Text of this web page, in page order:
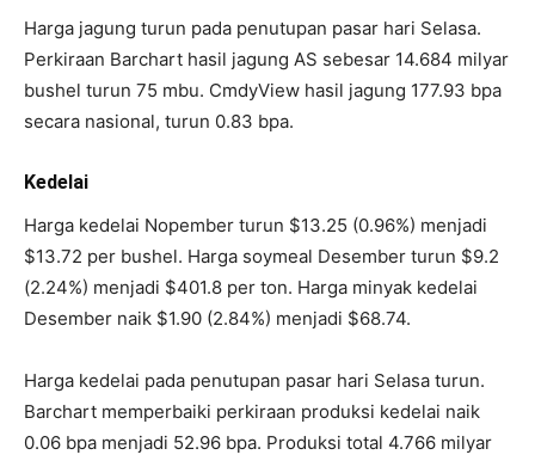
Harga jagung turun pada penutupan pasar hari Selasa.
Perkiraan Barchart hasil jagung AS sebesar 14.684 milyar
bushel turun 75 mbu. CmdyView hasil jagung 177.93 bpa
secara nasional, turun 0.83 bpa.
Kedelai
Harga kedelai Nopember turun $13.25 (0.96%) menjadi
$13.72 per bushel. Harga soymeal Desember turun $9.2
(2.24%) menjadi $401.8 per ton. Harga minyak kedelai
Desember naik $1.90 (2.84%) menjadi $68.74.
Harga kedelai pada penutupan pasar hari Selasa turun.
Barchart memperbaiki perkiraan produksi kedelai naik
0.06 bpa menjadi 52.96 bpa. Produksi total 4.766 milyar